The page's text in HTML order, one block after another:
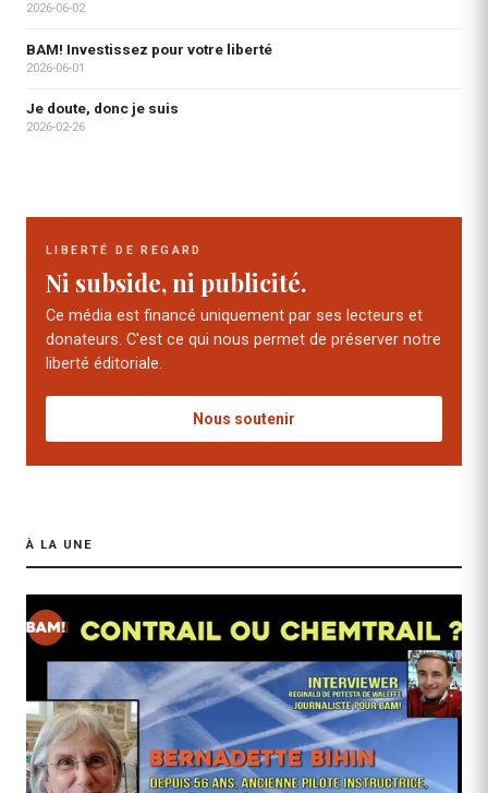
2026-06-02
BAM! Investissez pour votre liberté
2026-06-01
Je doute, donc je suis
2026-02-26
LIBERTÉ DE REGARD
Ni subside, ni publicité.
Ce média est financé uniquement par ses lecteurs et
donateurs. C'est ce qui nous permet de préserver notre
liberté éditoriale.
Nous soutenir
À LA UNE